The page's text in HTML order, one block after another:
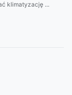
klimatyzację ...